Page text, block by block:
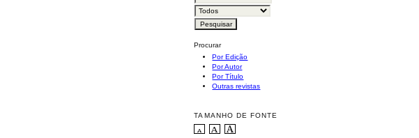
Procurar
Por Edição
Por Autor
Por Título
Outras revistas
TAMANHO DE FONTE